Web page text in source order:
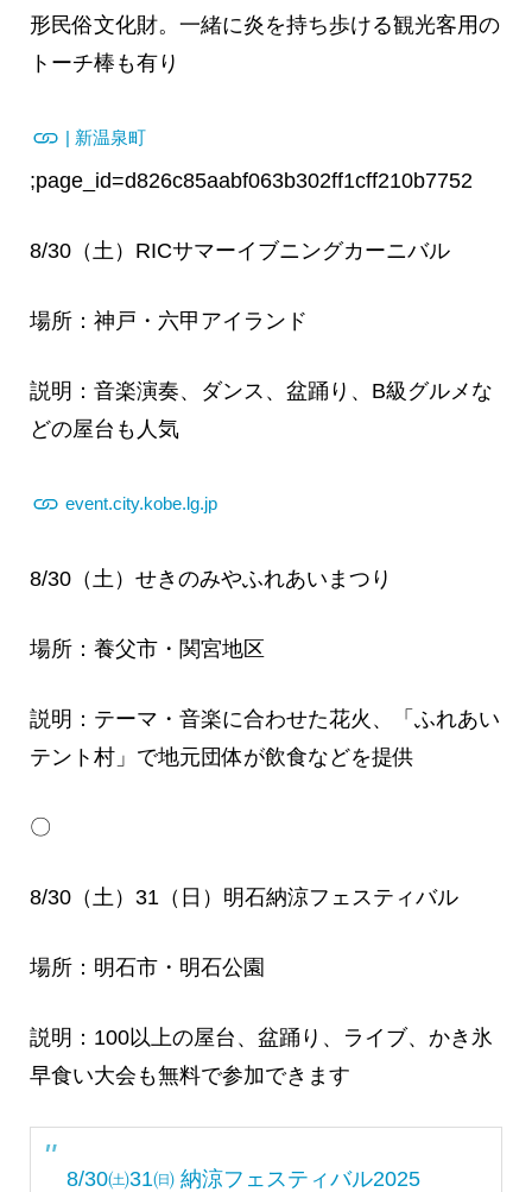
形民俗文化財。一緒に炎を持ち歩ける観光客用の
トーチ棒も有り
| 新温泉町
;page_id=d826c85aabf063b302ff1cff210b7752
8/30（土）RICサマーイブニングカーニバル
場所：神戸・六甲アイランド
説明：音楽演奏、ダンス、盆踊り、B級グルメな
どの屋台も人気
event.city.kobe.lg.jp
8/30（土）せきのみやふれあいまつり
場所：養父市・関宮地区
説明：テーマ・音楽に合わせた花火、「ふれあい
テント村」で地元団体が飲食などを提供
〇
8/30（土）31（日）明石納涼フェスティバル
場所：明石市・明石公園
説明：100以上の屋台、盆踊り、ライブ、かき氷
早食い大会も無料で参加できます
8/30㈯31㈰ 納涼フェスティバル2025